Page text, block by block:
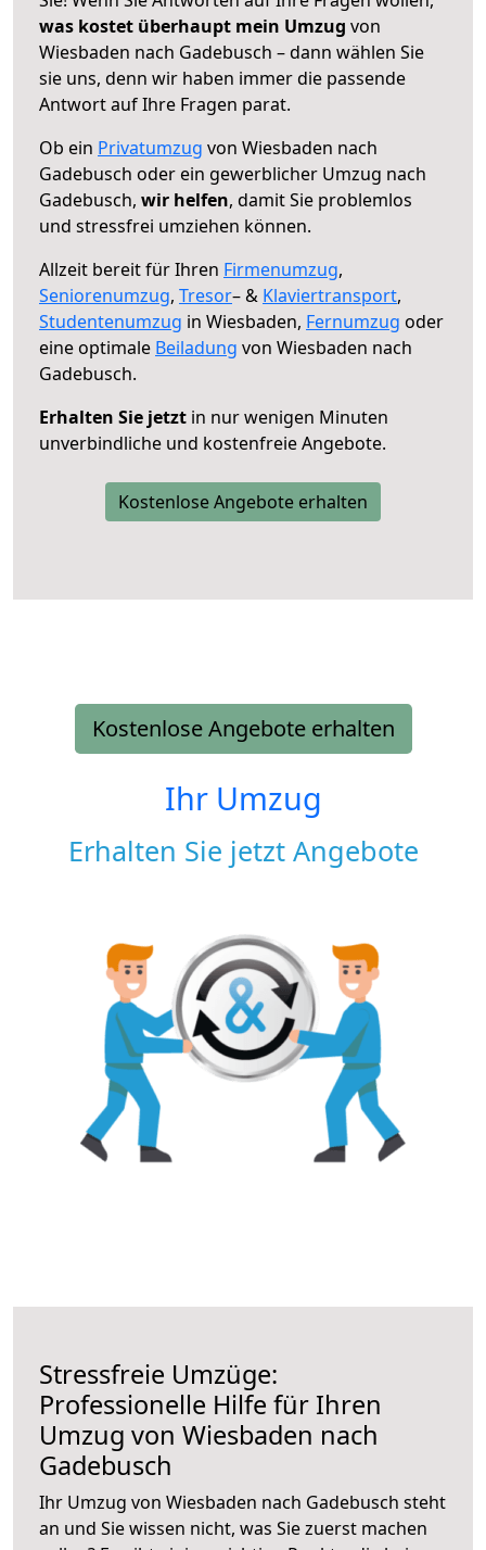
was kostet überhaupt mein Umzug von
Wiesbaden nach Gadebusch – dann wählen Sie
sie uns, denn wir haben immer die passende
Antwort auf Ihre Fragen parat.
Ob ein Privatumzug von Wiesbaden nach
Gadebusch oder ein gewerblicher Umzug nach
Gadebusch, wir helfen, damit Sie problemlos
und stressfrei umziehen können.
Allzeit bereit für Ihren Firmenumzug,
Seniorenumzug, Tresor– & Klaviertransport,
Studentenumzug in Wiesbaden, Fernumzug oder
eine optimale Beiladung von Wiesbaden nach
Gadebusch.
Erhalten Sie jetzt in nur wenigen Minuten
unverbindliche und kostenfreie Angebote.
Kostenlose Angebote erhalten
Kostenlose Angebote erhalten
Ihr Umzug
Erhalten Sie jetzt Angebote
Stressfreie Umzüge:
Professionelle Hilfe für Ihren
Umzug von Wiesbaden nach
Gadebusch
Ihr Umzug von Wiesbaden nach Gadebusch steht
an und Sie wissen nicht, was Sie zuerst machen